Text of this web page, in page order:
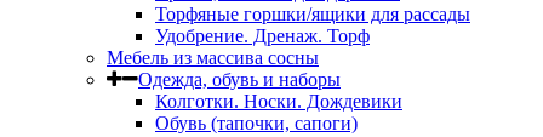
Торфяные горшки/ящики для рассады
Удобрение. Дренаж. Торф
Мебель из массива сосны
Одежда, обувь и наборы
Колготки. Носки. Дождевики
Обувь (тапочки, сапоги)